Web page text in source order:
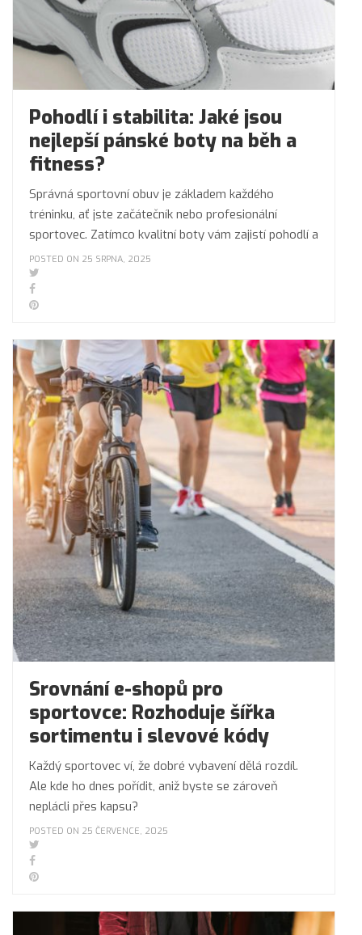
Pohodlí i stabilita: Jaké jsou
nejlepší pánské boty na běh a
fitness?
Správná sportovní obuv je základem každého
tréninku, ať jste začátečník nebo profesionální
sportovec. Zatímco kvalitní boty vám zajistí pohodlí a
POSTED ON 25 SRPNA, 2025
Srovnání e-shopů pro
sportovce: Rozhoduje šířka
sortimentu i slevové kódy
Každý sportovec ví, že dobré vybavení dělá rozdíl.
Ale kde ho dnes pořídit, aniž byste se zároveň
neplácli přes kapsu?
POSTED ON 25 ČERVENCE, 2025